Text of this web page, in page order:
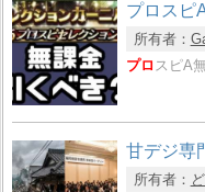
プロスピ
所有者：
プロ スピA
甘デジ専
所有者：